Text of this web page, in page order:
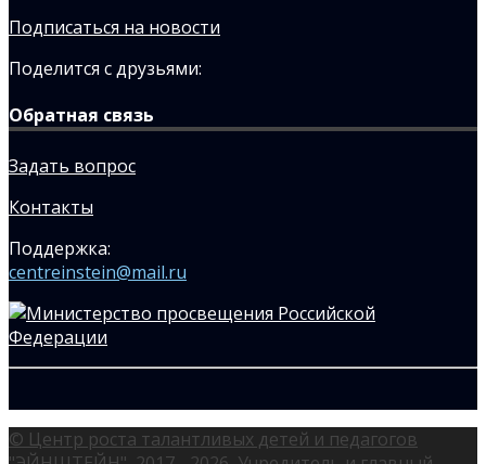
Подписаться на новости
Поделится с друзьями:
Обратная связь
Задать вопрос
Контакты
Поддержка:
centreinstein@mail.ru
© Центр роста талантливых детей и педагогов